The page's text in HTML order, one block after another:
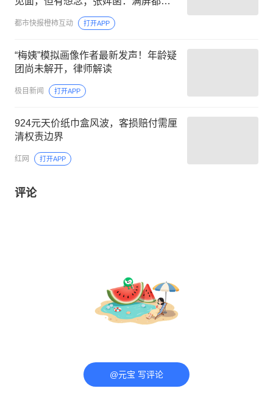
我的家人和底气，评论区也是
都市快报橙柿互动 打开APP
“梅姨”模拟画像作者最新发声！年龄疑
团尚未解开，律师解读
极目新闻 打开APP
924元天价纸巾盒风波，客损赔付需厘
清权责边界
红网 打开APP
评论
@元宝 写评论